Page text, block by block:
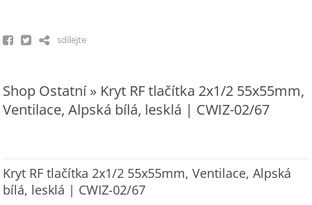
sdílejte
Shop Ostatní » Kryt RF tlačítka 2x1/2 55x55mm,
Ventilace, Alpská bílá, lesklá | CWIZ-02/67
Kryt RF tlačítka 2x1/2 55x55mm, Ventilace, Alpská
bílá, lesklá | CWIZ-02/67